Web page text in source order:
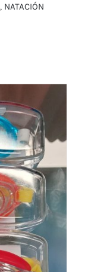
, NATACIÓN